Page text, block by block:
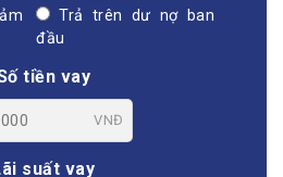
Trả trên dư nợ ban
đầu
tiền vay
VNĐ
suất vay